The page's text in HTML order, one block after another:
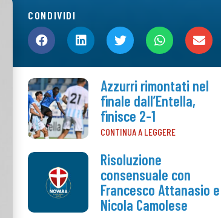
CONDIVIDI
Azzurri rimontati nel
finale dall’Entella,
finisce 2-1
CONTINUA A LEGGERE
Risoluzione
consensuale con
Francesco Attanasio e
Nicola Camolese